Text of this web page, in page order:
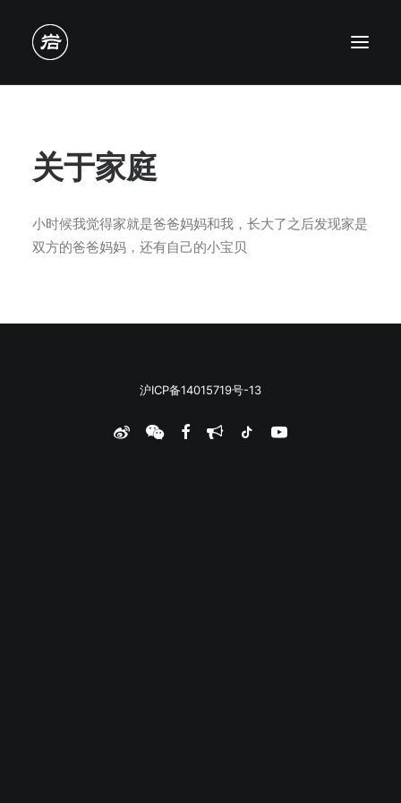
关于家庭
小时候我觉得家就是爸爸妈妈和我，长大了之后发现家是
双方的爸爸妈妈，还有自己的小宝贝
沪ICP备14015719号-13